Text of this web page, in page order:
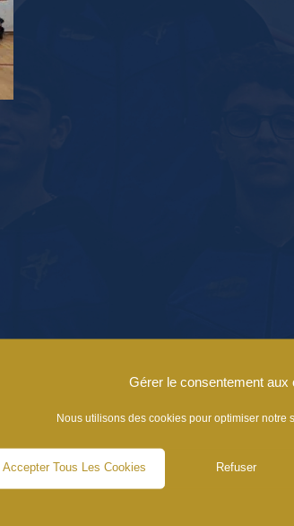
Gérer le consentement aux
Nous utilisons des cookies pour optimiser notre
Accepter Tous Les Cookies Refuser